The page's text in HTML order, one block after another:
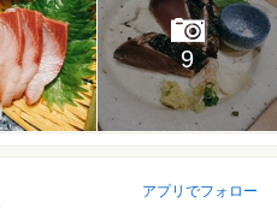
9
アプリでフォロー